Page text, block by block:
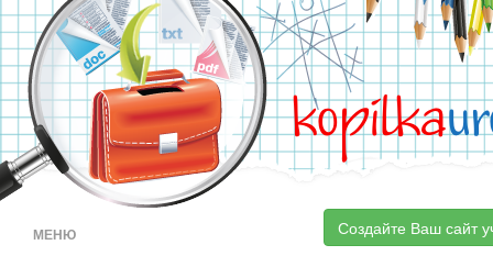
kopilka
МЕНЮ Создайте Ваш сайт